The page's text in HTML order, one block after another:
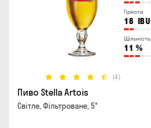
Гіркота
18 IBU
Щільність
11 %
(4)
Пиво Stella Artois
Світле, Фільтроване, 5°